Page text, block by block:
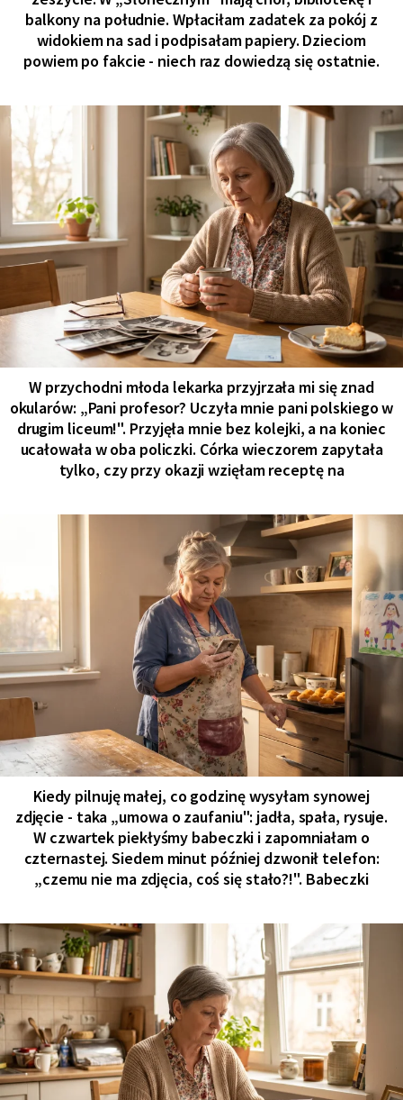
balkony na południe. Wpłaciłam zadatek za pokój z
widokiem na sad i podpisałam papiery. Dzieciom
powiem po fakcie - niech raz dowiedzą się ostatnie.
W przychodni młoda lekarka przyjrzała mi się znad
okularów: „Pani profesor? Uczyła mnie pani polskiego w
drugim liceum!". Przyjęła mnie bez kolejki, a na koniec
ucałowała w oba policzki. Córka wieczorem zapytała
tylko, czy przy okazji wzięłam receptę na
Kiedy pilnuję małej, co godzinę wysyłam synowej
zdjęcie - taka „umowa o zaufaniu": jadła, spała, rysuje.
W czwartek piekłyśmy babeczki i zapomniałam o
czternastej. Siedem minut później dzwonił telefon:
„czemu nie ma zdjęcia, coś się stało?!". Babeczki